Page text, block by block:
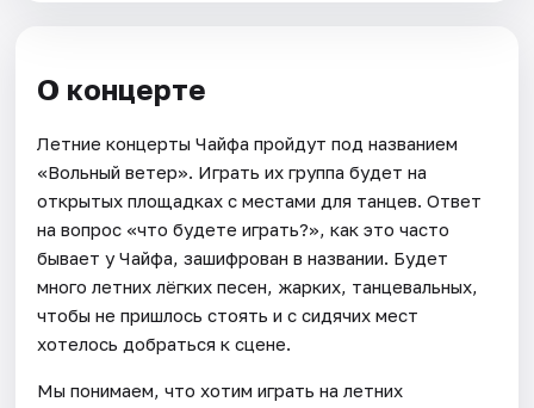
О концерте
Летние концерты Чайфа пройдут под названием
«Вольный ветер». Играть их группа будет на
открытых площадках с местами для танцев. Ответ
на вопрос «что будете играть?», как это часто
бывает у Чайфа, зашифрован в названии. Будет
много летних лёгких песен, жарких, танцевальных,
чтобы не пришлось стоять и с сидячих мест
хотелось добраться к сцене.
Мы понимаем, что хотим играть на летних